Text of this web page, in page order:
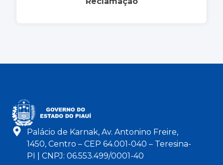
Palácio de Karnak, Av. Antonino Freire,
1450, Centro – CEP 64.001-040 – Teresina-
PI | CNPJ: 06.553.499/0001-40